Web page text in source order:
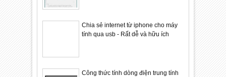
Chia sẻ internet từ iphone cho máy
tính qua usb - Rất dễ và hữu ích
Công thức tính dòng điện trung tính